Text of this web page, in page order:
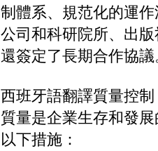
制體系、規范化的運
公司和科研院所、出
還簽定了長期合作協議
西班牙語翻譯質量控制
質量是企業生存和發
以下措施：